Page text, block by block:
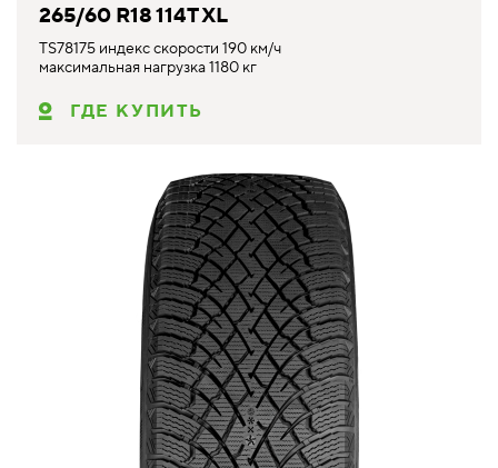
265/60 R18 114T XL
TS78175 индекс скорости 190 км/ч
максимальная нагрузка 1180 кг
ГДЕ КУПИТЬ